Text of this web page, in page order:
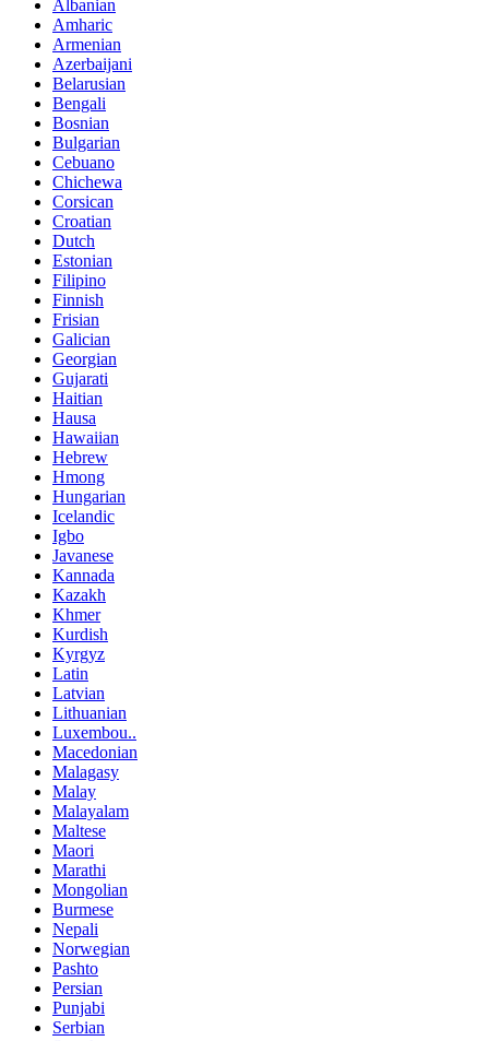
Albanian
Amharic
Armenian
Azerbaijani
Belarusian
Bengali
Bosnian
Bulgarian
Cebuano
Chichewa
Corsican
Croatian
Dutch
Estonian
Filipino
Finnish
Frisian
Galician
Georgian
Gujarati
Haitian
Hausa
Hawaiian
Hebrew
Hmong
Hungarian
Icelandic
Igbo
Javanese
Kannada
Kazakh
Khmer
Kurdish
Kyrgyz
Latin
Latvian
Lithuanian
Luxembou..
Macedonian
Malagasy
Malay
Malayalam
Maltese
Maori
Marathi
Mongolian
Burmese
Nepali
Norwegian
Pashto
Persian
Punjabi
Serbian